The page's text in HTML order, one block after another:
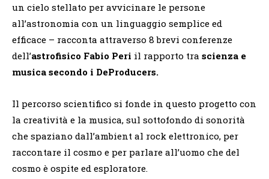
un cielo stellato per avvicinare le persone
all’astronomia con un linguaggio semplice ed
efficace – racconta attraverso 8 brevi conferenze
dell’astrofisico Fabio Peri il rapporto tra scienza e
musica secondo i DeProducers.
Il percorso scientifico si fonde in questo progetto con
la creatività e la musica, sul sottofondo di sonorità
che spaziano dall’ambient al rock elettronico, per
raccontare il cosmo e per parlare all’uomo che del
cosmo è ospite ed esploratore.